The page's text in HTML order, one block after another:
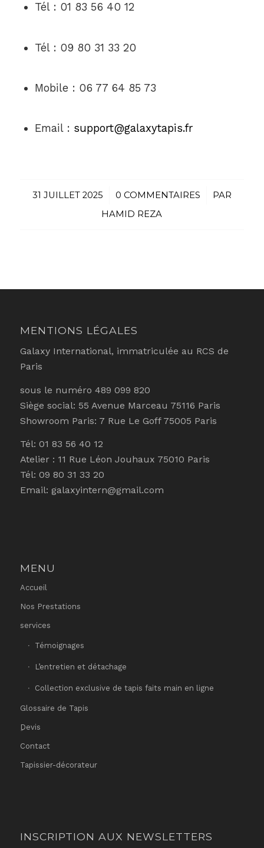
Tél : 01 83 56 40 12
Tél : 09 80 31 33 20
Mobile : 06 77 64 85 73
Email : support@galaxytapis.fr
31 JUILLET 2025
/ 0 COMMENTAIRES
/
PAR
HAMID REZA
MENTIONS LÉGALES
Galaxy International, immatriculée au RCS de
Paris
sous le numéro 489 099 820
Siège social: 55 Avenue Marceau 75116 Paris
Showroom Paris: 7 Rue Le Goff 75005 Paris
Tél: 01 83 56 40 12
Atelier : 11 Rue Léon Jouhaux 75010 Paris
Tél: 09 80 31 33 20
Email: galaxyintern@gmail.com
MENU
Accueil
Nos Prestations
services
Témoignages
L’entretien et détachage
Collection exclusive de tapis faits main en ligne
Glossaire de Tapis
ِDevis
Contact
Tapissier-décorateur
INSCRIPTION AUX NEWSLETTERS